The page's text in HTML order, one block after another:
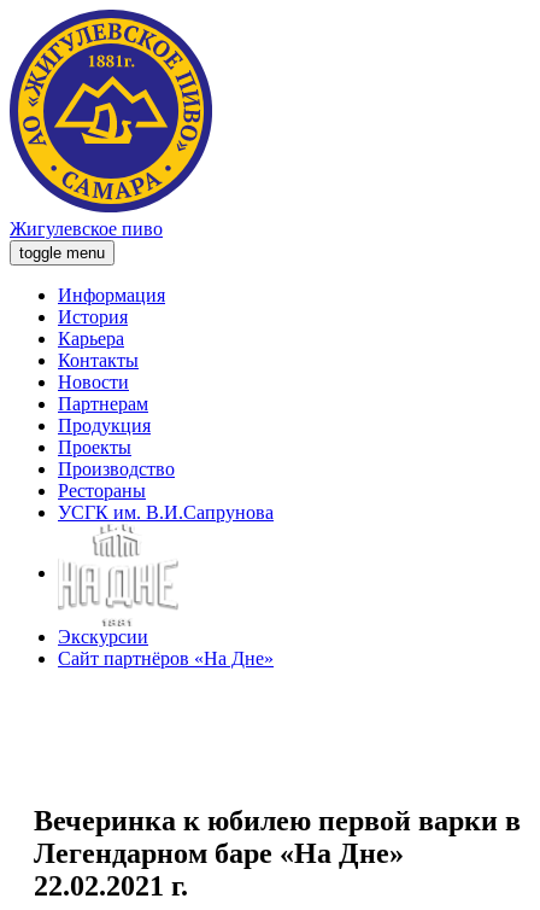
Жигулевское пиво
toggle menu
Информация
История
Карьера
Контакты
Новости
Партнерам
Продукция
Проекты
Производство
Рестораны
УСГК им. В.И.Сапрунова
Экскурсии
Сайт партнёров «На Дне»
Вечеринка к юбилею первой варки в
Легендарном баре «На Дне»
22.02.2021 г.